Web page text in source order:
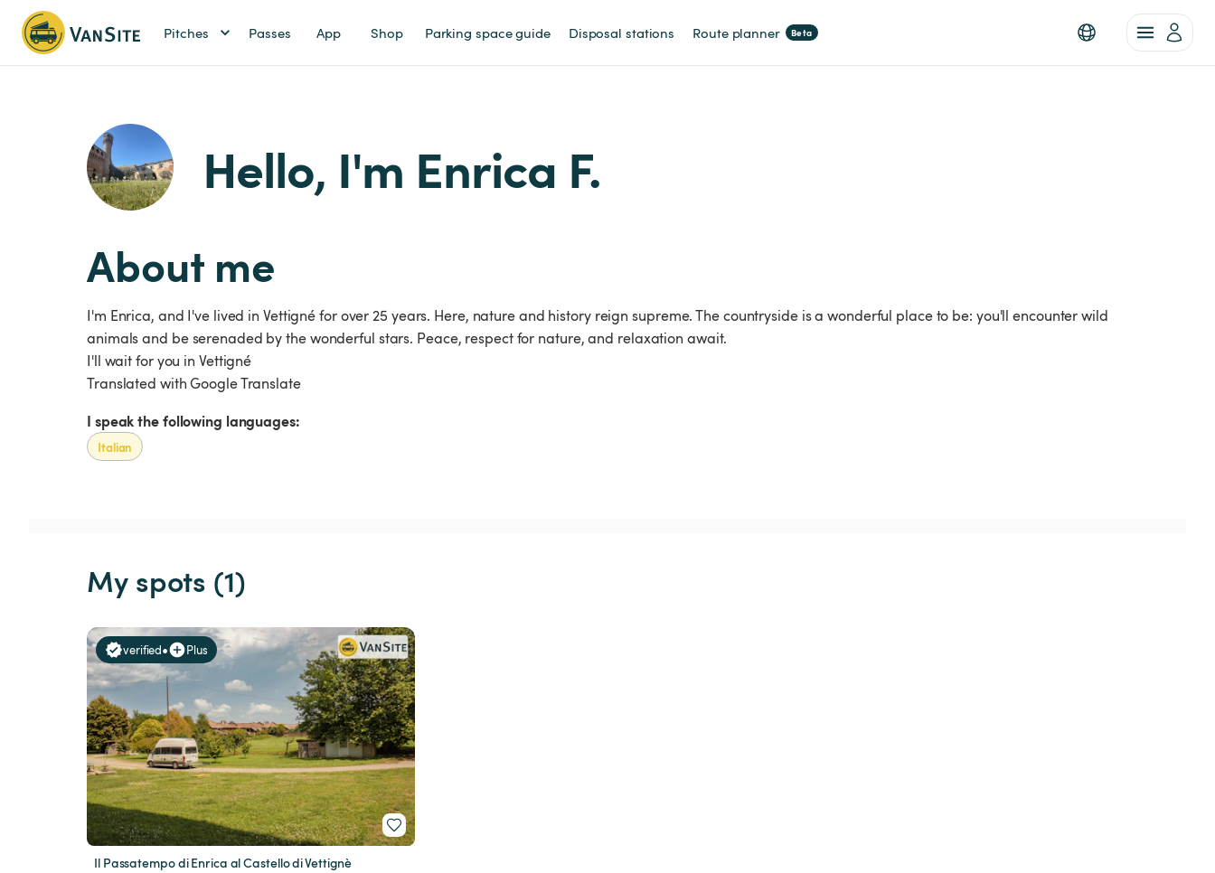
Pitches Passes App Shop Parking space guide Disposal stations Route planner Beta
Hello, I'm Enrica F.
About me
I'm Enrica, and I've lived in Vettigné for over 25 years. Here, nature and history reign supreme. The countryside is a wonderful place to be: you'll encounter wild
animals and be serenaded by the wonderful stars. Peace, respect for nature, and relaxation await.
I'll wait for you in Vettigné
Translated with Google Translate
I speak the following languages:
Italian
My spots (1)
verified• Plus
Il Passatempo di Enrica al Castello di Vettignè